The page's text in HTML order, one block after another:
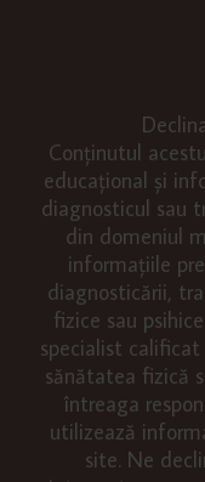
Conținutul
educațional și
diagnosticul sau
din domeniul
informațiile
diagnosticării,
fizice sau
specialist
sănătatea fizică
întreaga
utilizează
site. Ne